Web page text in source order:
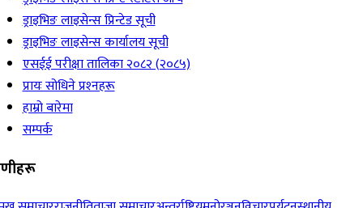
ड्राइभिङ लाइसेन्स प्रिन्टेड सूची
ड्राइभिङ लाइसेन्स कार्यालय सूची
एसईई परीक्षा तालिका २०८२ (२०८५)
प्रायः सोधिने प्रश्‍नहरू
हाम्रो बारेमा
सम्पर्क